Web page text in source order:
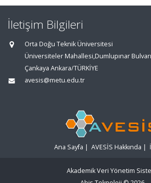
İletişim Bilgileri
Orta Doğu Teknik Üniversitesi
Üniversiteler Mahallesi,Dumlupınar
Çankaya Ankara/TÜRKİYE
avesis@metu.edu.tr
Ana Sayfa | AVESİS Hakkında |
Akademik Veri Yönetim